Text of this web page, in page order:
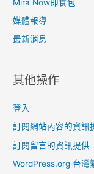
Mira Now即食包
媒體報導
最新消息
其他操作
登入
訂閱網站內容的資訊
訂閱留言的資訊提供
WordPress.org 台灣